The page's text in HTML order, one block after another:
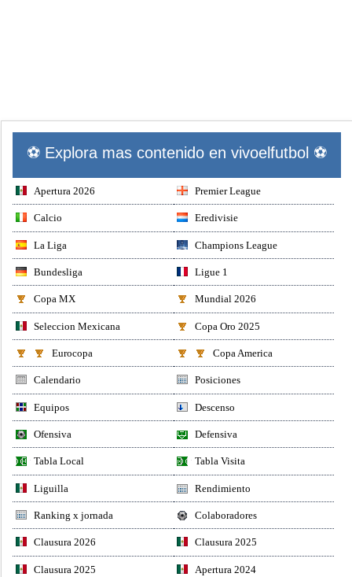
⚽ Explora mas contenido en vivoelfutbol ⚽
Apertura 2026 Premier League
Calcio Eredivisie
La Liga Champions League
Bundesliga Ligue 1
Copa MX Mundial 2026
Seleccion Mexicana Copa Oro 2025
Eurocopa Copa America
Calendario Posiciones
Equipos Descenso
Ofensiva Defensiva
Tabla Local Tabla Visita
Liguilla Rendimiento
Ranking x jornada Colaboradores
Clausura 2026 Clausura 2025
Clausura 2025 Apertura 2024